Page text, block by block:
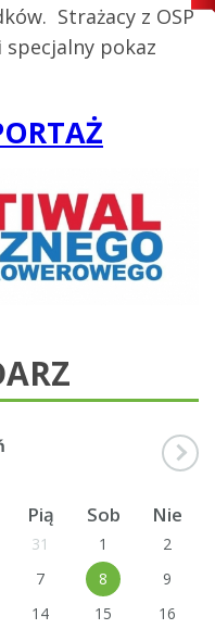
Strażacy z OSP
pokaz
Pią Sob Nie
31 1
2
7 8
9
14 15
16